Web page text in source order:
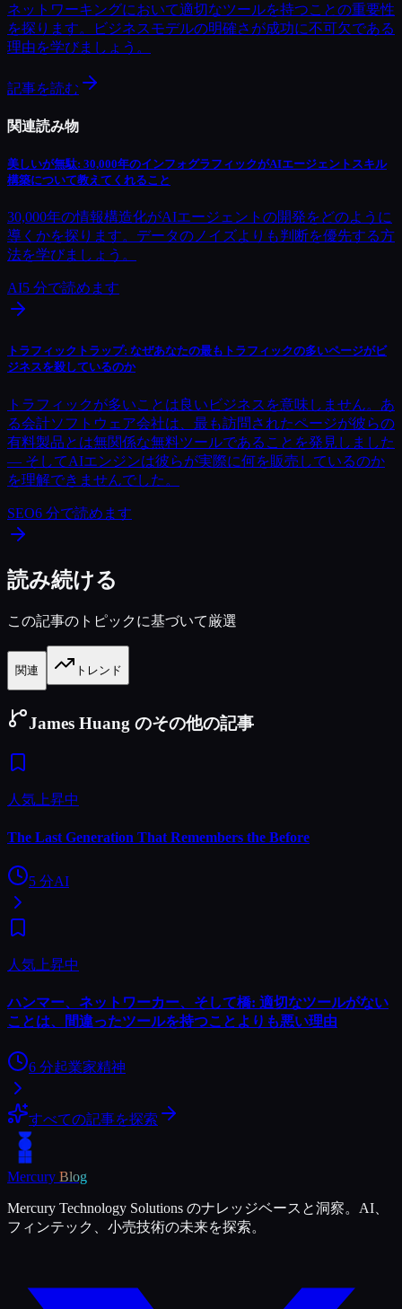
ネットワーキングにおいて適切なツールを持つことの重要性
を探ります。ビジネスモデルの明確さが成功に不可欠である
理由を学びましょう。
記事を読む
関連読み物
美しいが無駄: 30,000年のインフォグラフィックがAIエージェントスキル
構築について教えてくれること
30,000年の情報構造化がAIエージェントの開発をどのように
導くかを探ります。データのノイズよりも判断を優先する方
法を学びましょう。
AI5 分で読めます
トラフィックトラップ: なぜあなたの最もトラフィックの多いページがビ
ジネスを殺しているのか
トラフィックが多いことは良いビジネスを意味しません。あ
る会計ソフトウェア会社は、最も訪問されたページが彼らの
有料製品とは無関係な無料ツールであることを発見しました
— そしてAIエンジンは彼らが実際に何を販売しているのか
を理解できませんでした。
SEO6 分で読めます
読み続ける
この記事のトピックに基づいて厳選
関連 トレンド
James Huang のその他の記事
人気上昇中
The Last Generation That Remembers the Before
5 分AI
人気上昇中
ハンマー、ネットワーカー、そして橋: 適切なツールがない
ことは、間違ったツールを持つことよりも悪い理由
6 分起業家精神
すべての記事を探索
Mercury Blog
Mercury Technology Solutions のナレッジベースと洞察。AI、
フィンテック、小売技術の未来を探索。